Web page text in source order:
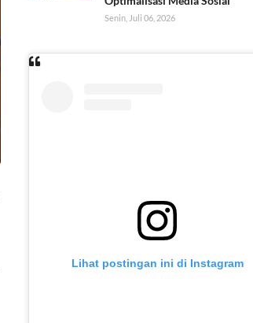
Senin, Juli 06, 2026
Lihat postingan ini di Instagram